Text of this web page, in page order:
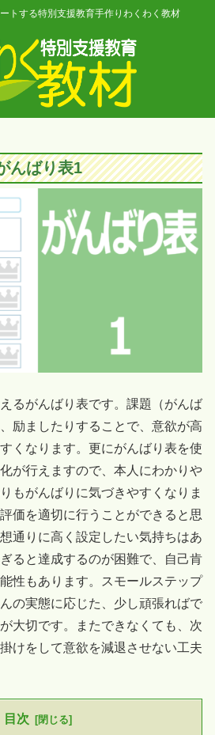
トする特別支援教育手作りわくわく教材
んばり表1
るがんばり表です。課題（がんば
励ましたりすることで、意欲が高
くなります。更にがんばり表を使
が行えますので、本人にわかりや
もがんばりに気づきやすくなりま
価を適切に行うことができると思
通りに高く設定したい気持ちはあ
ると達成するのが困難で、自己肯
性もあります。スモールステップ
の実態に応じた、少し頑張ればで
大切です。またできなくても、次
けをして意欲を減退させない工夫
目次